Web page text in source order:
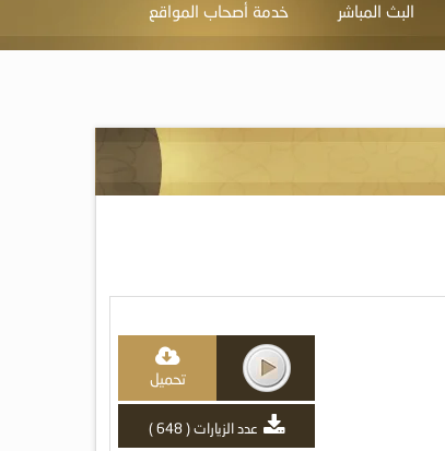
البث المباشر خدمة أصحاب المواقع
تحميل
عدد الزيارات ( 648 )